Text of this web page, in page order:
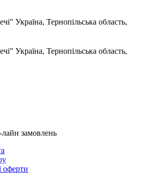
Україна, Тернопільська область,
Україна, Тернопільська область,
замовлень
оферти